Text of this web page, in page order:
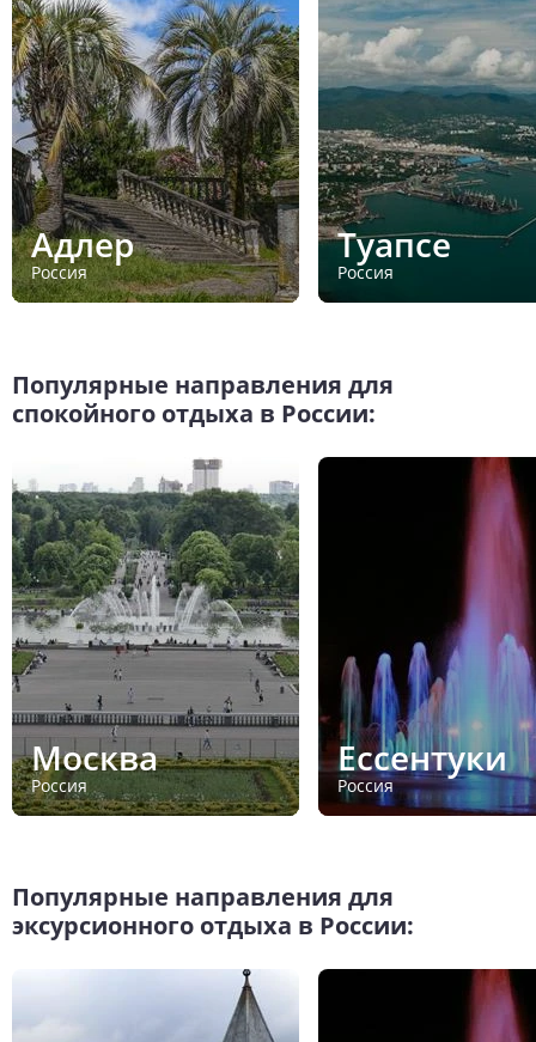
Адлер
Россия
Туапсе
Россия
Популярные направления для
спокойного отдыха в России:
Москва
Россия
Ессентуки
Россия
Популярные направления для
эксурсионного отдыха в России: